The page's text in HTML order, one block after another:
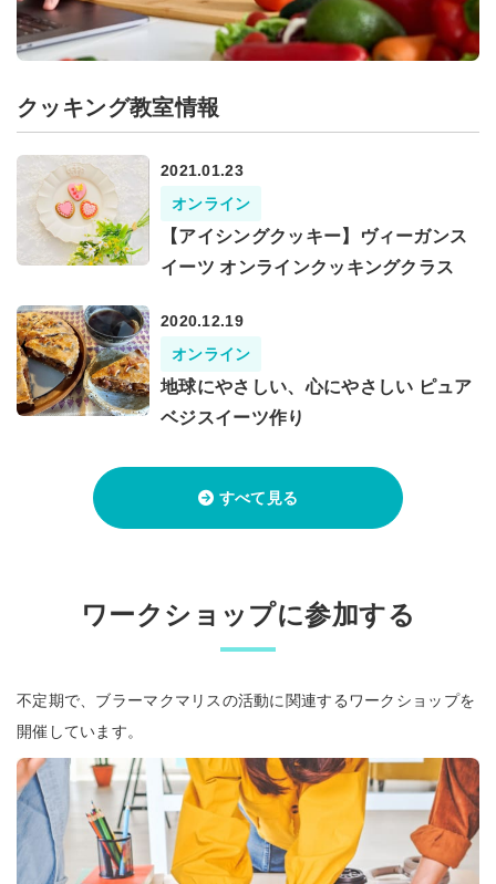
クッキング教室情報
2021.01.23
オンライン
【アイシングクッキー】ヴィーガンス
イーツ オンラインクッキングクラス
2020.12.19
オンライン
地球にやさしい、心にやさしい ピュア
ベジスイーツ作り
すべて見る
ワークショップに参加する
不定期で、ブラーマクマリスの活動に関連するワークショップを
開催しています。